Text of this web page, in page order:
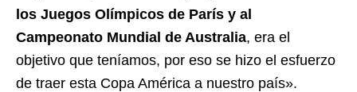
los Juegos Olímpicos de París y al
Campeonato Mundial de Australia, era el
objetivo que teníamos, por eso se hizo el esfuerzo
de traer esta Copa América a nuestro país».